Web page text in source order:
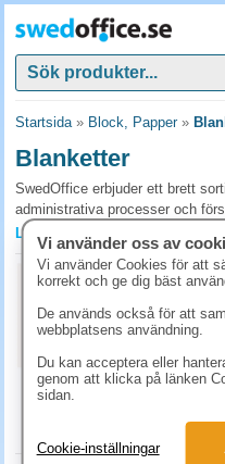
Startsida» Block, Papper»
Blanketter
SwedOffice erbjuder ett brett
administrativa processer och
praktisk utformning sparar tid
alternativ för en effektiv och
din verksamhet.
Vanliga frågor och
Faktura, kvitto, följesedel och
flödet. Verksamheter med
arbetsorderblock. Välj
original samtidigt som kunden får
Läs mer »
Vi använder oss av
Vi använder Cookies för att
korrekt och ge dig bäst
De används också för att
webbplatsens användning.
Du kan acceptera eller
genom att klicka på länken
sidan.
Cookie-inställningar